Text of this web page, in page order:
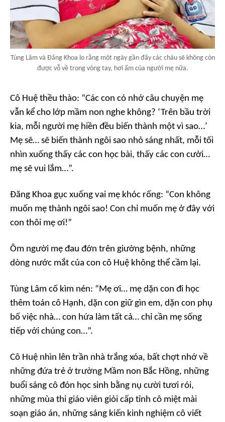
Tùng Lâm và Đăng Khoa lo rằng một ngày gần đây các cháu sẽ không còn
được vỗ về trong vòng tay, hơi ấm của người mẹ nữa.
Cô Huệ thều thào: “Các con có nhớ câu chuyện mẹ
vẫn kể cho lớp mầm non nghe không? ‘Trên bầu trời
kia, mỗi người mẹ hiền đều biến thành một vì sao…’
Mẹ sẽ… sẽ biến thành ngôi sao nhỏ sáng nhất, mỗi tối
nhìn xuống thấy các con học bài, thấy các con cười…
mẹ sẽ vui lắm…”.
Đăng Khoa gục xuống vai mẹ khóc rống: “Con không
muốn mẹ thành ngôi sao! Con chỉ muốn mẹ ở đây với
con thôi mẹ ơi!”
Ôm người mẹ đau đớn trên giường bệnh, những
dòng nước mắt của con cô Huệ không thể cầm lại.
Tùng Lâm cố kìm nén: “Mẹ ơi… mẹ dặn con đi học
thêm toán cô Hạnh, dặn con giữ gìn em, dặn con phụ
bố việc nhà… con hứa làm tất cả… chỉ cần mẹ sống
tiếp với chúng con…”.
Cô Huệ nhìn lên trần nhà trắng xóa, bất chợt nhớ về
những đứa trẻ ở trường Mầm non Bắc Hồng, những
buổi sáng cô đón học sinh bằng nụ cười tươi rói,
những mùa thi giáo viên giỏi cấp tỉnh cô miệt mài
soạn giáo án, những sáng kiến kinh nghiệm cô viết